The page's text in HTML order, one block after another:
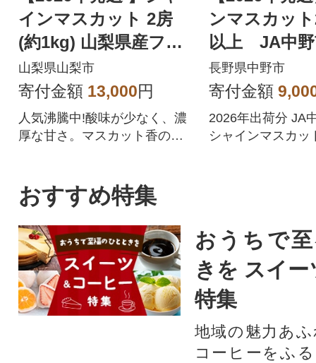
インマスカット 2房
(約1kg) 山梨県産フル
ーツ 人気のぶどう
山梨県山梨市
寄付金額 13,000円
人気沸騰中!酸味が少なく、濃
厚な甘さ。マスカット香の芳
トを中心にぶどうをたくさん
作っている農家が自信を持っ
てお届けします。
ンマスカッ
以上 JA中野
送
長野県中野市
寄付金額
2026年出荷分 JA
シャインマスカッ
おすすめ特集
おうちで
きを スイ
特集
地域の魅力あ
コーヒーをふ